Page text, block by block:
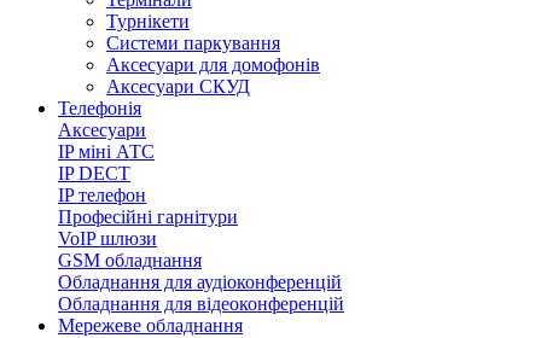
Турнікети
Системи паркування
Аксесуари для домофонів
Аксесуари СКУД
Телефонія
Аксесуари
IP міні АТС
IP DECT
IP телефон
Професійні гарнітури
VoIP шлюзи
GSM обладнання
Обладнання для аудіоконференцій
Обладнання для відеоконференцій
Мережеве обладнання